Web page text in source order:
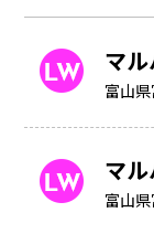
マ
富山
マ
富山